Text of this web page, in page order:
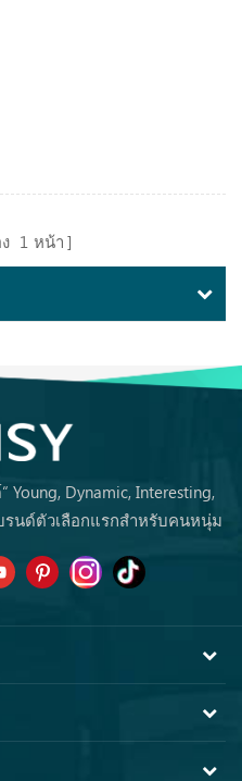
1 หน้า
Dynamic, Interesting,
รนด์ตัวเลือกแรกสำหรับคนหนุ่ม